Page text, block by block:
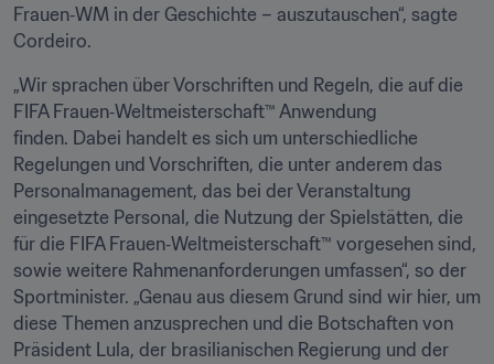
Frauen‑WM in der Geschichte – auszutauschen“, sagte
Cordeiro.
„Wir sprachen über Vorschriften und Regeln, die auf die
FIFA Frauen‑Weltmeisterschaft™ Anwendung
finden. Dabei handelt es sich um unterschiedliche
Regelungen und Vorschriften, die unter anderem das
Personalmanagement, das bei der Veranstaltung
eingesetzte Personal, die Nutzung der Spielstätten, die
für die FIFA Frauen‑Weltmeisterschaft™ vorgesehen sind,
sowie weitere Rahmenanforderungen umfassen“, so der
Sportminister. „Genau aus diesem Grund sind wir hier, um
diese Themen anzusprechen und die Botschaften von
Präsident Lula, der brasilianischen Regierung und der